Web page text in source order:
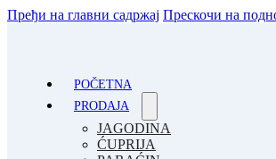
Пређи на главни садржај Прескочи на
POČETNA
PRODAJA
JAGODINA
ĆUPRIJA